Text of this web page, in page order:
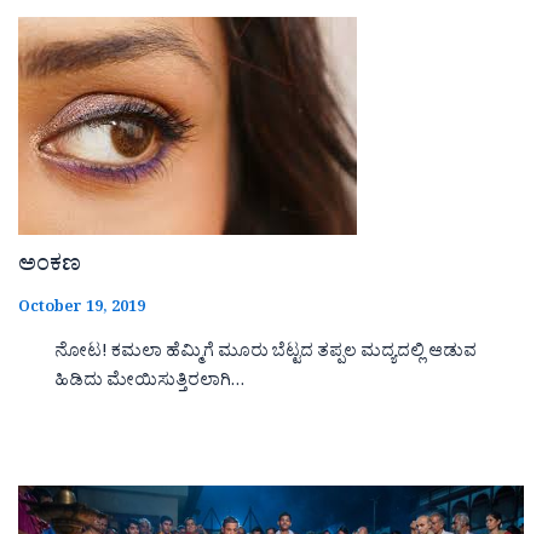
ಅಂಕಣ
October 19, 2019
ನೋಟ! ಕಮಲಾ ಹೆಮ್ಮಿಗೆ ಮೂರು ಬೆಟ್ಟದ ತಪ್ಪಲ ಮದ್ಯದಲ್ಲಿ ಆಡುವ
ಹಿಡಿದು ಮೇಯಿಸುತ್ತಿರಲಾಗಿ…